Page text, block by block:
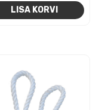
LISA KORVI